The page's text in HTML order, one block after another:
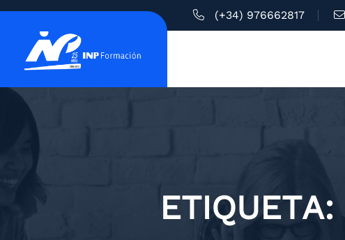
(+34) 976662817
ETIQUETA: